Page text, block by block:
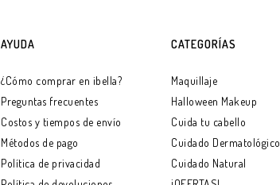
AYUDA
¿Cómo comprar en ibella?
Preguntas frecuentes
Costos y tiempos de envío
Métodos de pago
Política de privacidad
CATEGORÍAS
Maquillaje
Halloween Makeup
Cuida tu cabello
Cuidado Dermatológico
Cuidado Natural